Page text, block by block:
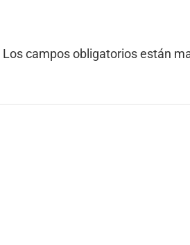
Los campos obligatorios están